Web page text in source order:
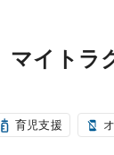
マイトラ
育児支援